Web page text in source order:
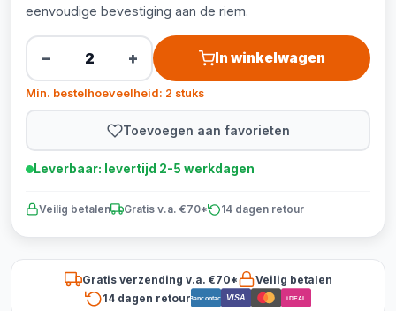
eenvoudige bevestiging aan de riem.
− + In winkelwagen
Min. bestelhoeveelheid: 2 stuks
Toevoegen aan favorieten
Leverbaar: levertijd 2-5 werkdagen
Veilig betalen Gratis v.a. €70* 14 dagen retour
Gratis verzending v.a. €70*
Veilig betalen
14 dagen retourBancontact VISA iDEAL